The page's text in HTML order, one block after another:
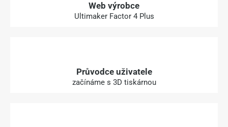
Web výrobce
Ultimaker Factor 4 Plus
Průvodce uživatele
začínáme s 3D tiskárnou